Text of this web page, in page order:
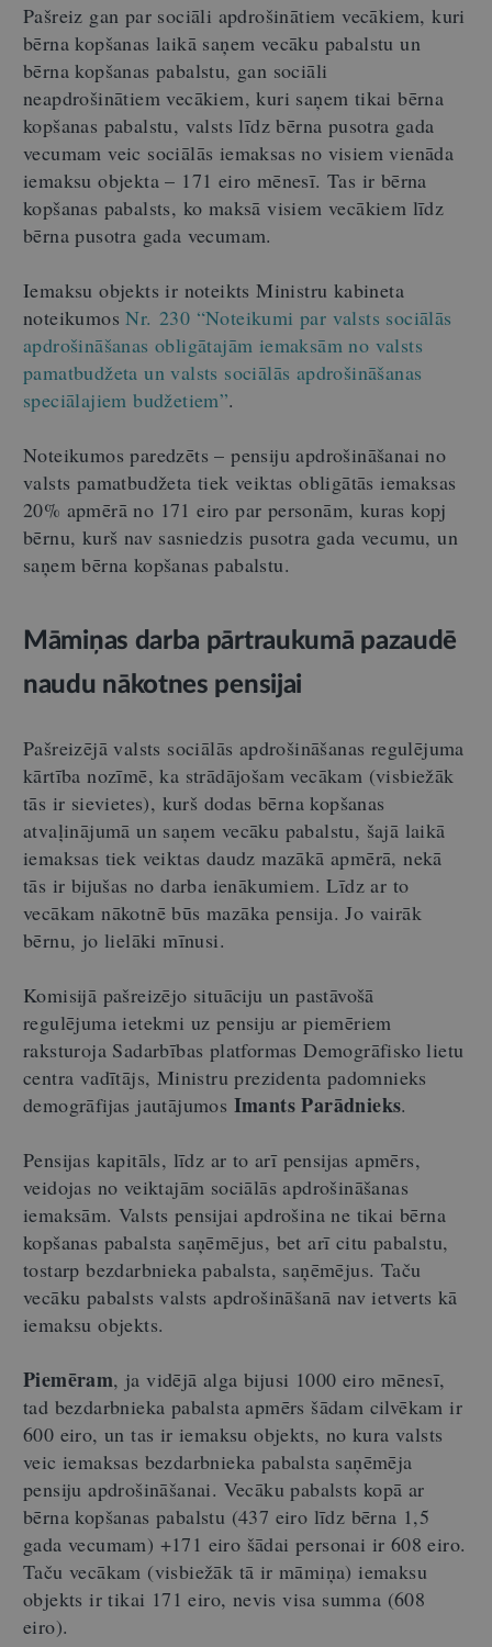
Pašreiz gan par sociāli apdrošinātiem vecākiem, kuri
bērna kopšanas laikā saņem vecāku pabalstu un
bērna kopšanas pabalstu, gan sociāli
neapdrošinātiem vecākiem, kuri saņem tikai bērna
kopšanas pabalstu, valsts līdz bērna pusotra gada
vecumam veic sociālās iemaksas no visiem vienāda
iemaksu objekta – 171 eiro mēnesī. Tas ir bērna
kopšanas pabalsts, ko maksā visiem vecākiem līdz
bērna pusotra gada vecumam.
Iemaksu objekts ir noteikts Ministru kabineta
noteikumosNr. 230 “Noteikumi par valsts sociālās
apdrošināšanas obligātajām iemaksām no valsts
pamatbudžeta un valsts sociālās apdrošināšanas
speciālajiem budžetiem”.
Noteikumos paredzēts – pensiju apdrošināšanai no
valsts pamatbudžeta tiek veiktas obligātās iemaksas
20% apmērā no 171 eiro par personām, kuras kopj
bērnu, kurš nav sasniedzis pusotra gada vecumu, un
saņem bērna kopšanas pabalstu.
Māmiņas darba pārtraukumā pazaudē
naudu nākotnes pensijai
Pašreizējā valsts sociālās apdrošināšanas regulējuma
kārtība nozīmē, ka strādājošam vecākam (visbiežāk
tās ir sievietes), kurš dodas bērna kopšanas
atvaļinājumā un saņem vecāku pabalstu, šajā laikā
iemaksas tiek veiktas daudz mazākā apmērā, nekā
tās ir bijušas no darba ienākumiem. Līdz ar to
vecākam nākotnē būs mazāka pensija. Jo vairāk
bērnu, jo lielāki mīnusi.
Komisijā pašreizējo situāciju un pastāvošā
regulējuma ietekmi uz pensiju ar piemēriem
raksturoja Sadarbības platformas Demogrāfisko lietu
centra vadītājs, Ministru prezidenta padomnieks
demogrāfijas jautājumos Imants Parādnieks.
Pensijas kapitāls, līdz ar to arī pensijas apmērs,
veidojas no veiktajām sociālās apdrošināšanas
iemaksām. Valsts pensijai apdrošina ne tikai bērna
kopšanas pabalsta saņēmējus, bet arī citu pabalstu,
tostarp bezdarbnieka pabalsta, saņēmējus. Taču
vecāku pabalsts valsts apdrošināšanā nav ietverts kā
iemaksu objekts.
Piemēram, ja vidējā alga bijusi 1000 eiro mēnesī,
tad bezdarbnieka pabalsta apmērs šādam cilvēkam ir
600 eiro, un tas ir iemaksu objekts, no kura valsts
veic iemaksas bezdarbnieka pabalsta saņēmēja
pensiju apdrošināšanai. Vecāku pabalsts kopā ar
bērna kopšanas pabalstu (437 eiro līdz bērna 1,5
gada vecumam) +171 eiro šādai personai ir 608 eiro.
Taču vecākam (visbiežāk tā ir māmiņa) iemaksu
objekts ir tikai 171 eiro, nevis visa summa (608
eiro).